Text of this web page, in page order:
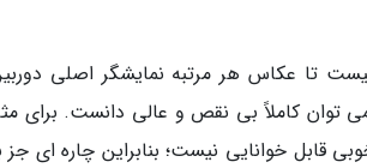
تا عکاس هر مرتبه نمایشگر اصلی دوربین
نمی توان کاملاً بی نقص و عالی دانست.
قابل خوانایی نیست؛ بنابراین چاره ای جز